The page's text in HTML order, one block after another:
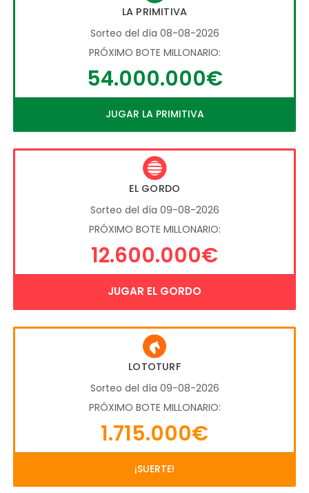
LA PRIMITIVA
Sorteo del día 08-08-2026
PRÓXIMO BOTE MILLONARIO:
54.000.000€
JUGAR LA PRIMITIVA
EL GORDO
Sorteo del día 09-08-2026
PRÓXIMO BOTE MILLONARIO:
12.600.000€
JUGAR EL GORDO
LOTOTURF
Sorteo del día 09-08-2026
PRÓXIMO BOTE MILLONARIO:
1.715.000€
¡SUERTE!